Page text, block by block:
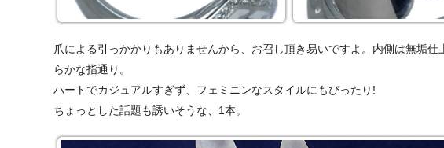
爪による引っかかりもありませんから、お召し頂き易いですよ。内側は無垢仕
らかな指通り。
ハートでカジュアルすぎず、フェミニンなスタイルにもぴったり!
ちょっとした話題も誘いそうな、1本。